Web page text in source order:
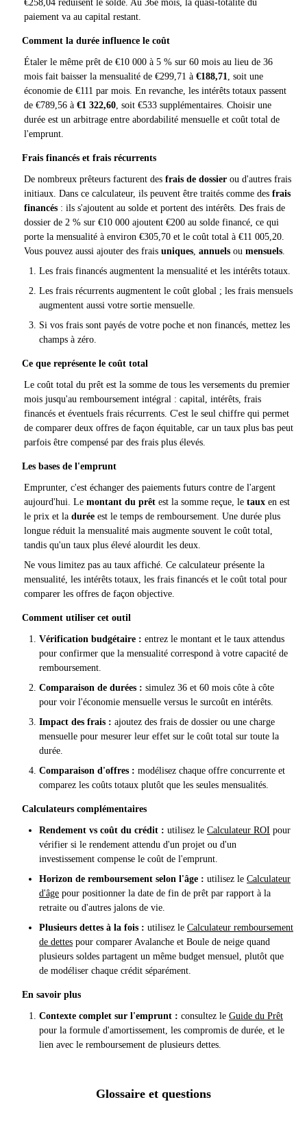
€258,04 réduisent le solde. Au 36e mois, la quasi-totalité du
paiement va au capital restant.
Comment la durée influence le coût
Étaler le même prêt de €10 000 à 5 % sur 60 mois au lieu de 36
mois fait baisser la mensualité de €299,71 à €188,71
, soit une
économie de €111 par mois. En revanche, les intérêts totaux passent
de €789,56 à €1 322,60 , soit €533 supplémentaires. Choisir une
durée est un arbitrage entre abordabilité mensuelle et coût total de
l'emprunt.
Frais financés et frais récurrents
De nombreux prêteurs facturent des frais de dossier ou d'autres frais
initiaux. Dans ce calculateur, ils peuvent être traités comme des frais
financés : ils s'ajoutent au solde et portent des intérêts. Des frais de
dossier de 2 % sur €10 000 ajoutent €200 au solde financé, ce qui
porte la mensualité à environ €305,70 et le coût total à €11 005,20.
Vous pouvez aussi ajouter des frais uniques annuels ou mensuels
Les frais financés augmentent la mensualité et les intérêts totaux.
Les frais récurrents augmentent le coût global ; les frais mensuels
augmentent aussi votre sortie mensuelle.
Si vos frais sont payés de votre poche et non financés, mettez les
champs à zéro.
Ce que représente le coût total
Le coût total du prêt est la somme de tous les versements du premier
mois jusqu'au remboursement intégral : capital, intérêts, frais
financés et éventuels frais récurrents. C'est le seul chiffre qui permet
de comparer deux offres de façon équitable, car un taux plus bas peut
parfois être compensé par des frais plus élevés.
Les bases de l'emprunt
Emprunter, c'est échanger des paiements futurs contre de l'argent
aujourd'hui. Le montant du prêt est la somme reçue, le taux en est
le prix et la durée est le temps de remboursement. Une durée plus
longue réduit la mensualité mais augmente souvent le coût total,
tandis qu'un taux plus élevé alourdit les deux.
Ne vous limitez pas au taux affiché. Ce calculateur présente la
mensualité, les intérêts totaux, les frais financés et le coût total pour
comparer les offres de façon objective.
Comment utiliser cet outil
Vérification budgétaire : entrez le montant et le taux attendus
pour confirmer que la mensualité correspond à votre capacité de
remboursement.
Comparaison de durées : simulez 36 et 60 mois côte à côte
pour voir l'économie mensuelle versus le surcoût en intérêts.
Impact des frais : ajoutez des frais de dossier ou une charge
mensuelle pour mesurer leur effet sur le coût total sur toute la
durée.
Comparaison d'offres : modélisez chaque offre concurrente et
comparez les coûts totaux plutôt que les seules mensualités.
Calculateurs complémentaires
Rendement vs coût du crédit : utilisez le Calculateur ROI pour
vérifier si le rendement attendu d'un projet ou d'un
investissement compense le coût de l'emprunt.
Horizon de remboursement selon l'âge : utilisez le Calculateur
d'âge pour positionner la date de fin de prêt par rapport à la
retraite ou d'autres jalons de vie.
Plusieurs dettes à la fois : utilisez le Calculateur remboursement
de dettes pour comparer Avalanche et Boule de neige quand
plusieurs soldes partagent un même budget mensuel, plutôt que
de modéliser chaque crédit séparément.
En savoir plus
Contexte complet sur l'emprunt : consultez le Guide du Prêt
pour la formule d'amortissement, les compromis de durée, et le
lien avec le remboursement de plusieurs dettes.
Glossaire et questions